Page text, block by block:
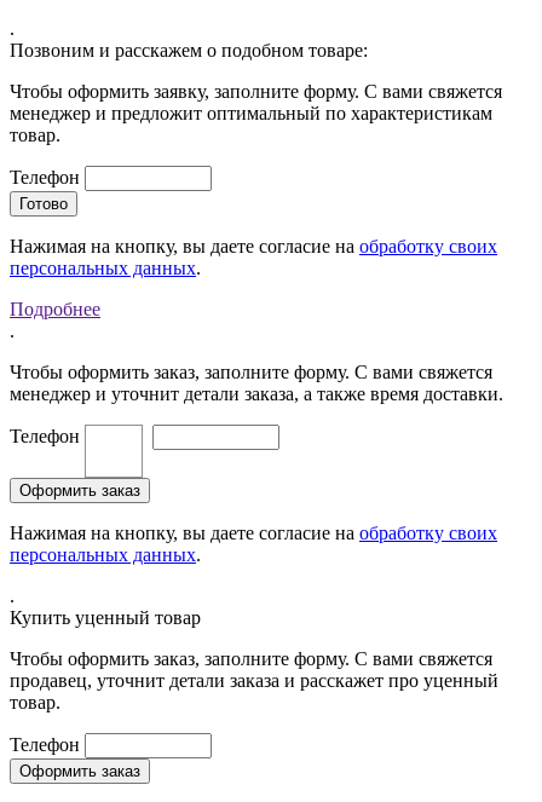
.
Позвоним и расскажем о подобном товаре:
Чтобы оформить заявку, заполните форму. С вами свяжется
менеджер и предложит оптимальный по характеристикам
товар.
Телефон
Нажимая на кнопку, вы даете согласие на обработку своих
персональных данных.
Подробнее
.
Чтобы оформить заказ, заполните форму. С вами свяжется
менеджер и уточнит детали заказа, а также время доставки.
Телефон
Нажимая на кнопку, вы даете согласие на обработку своих
персональных данных.
.
Купить уценный товар
Чтобы оформить заказ, заполните форму. С вами свяжется
продавец, уточнит детали заказа и расскажет про уценный
товар.
Телефон